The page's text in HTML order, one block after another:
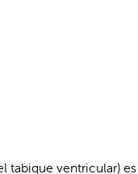
ventricular)